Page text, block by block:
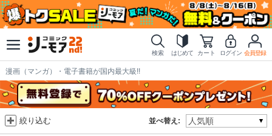
検索 はじめて カート ログイン 会員登録
漫画（マンガ）・電子書籍が国内最大級!!
並べ替え:
絞り込む